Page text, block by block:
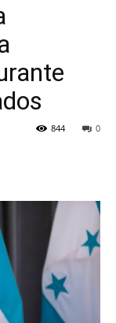
0
844